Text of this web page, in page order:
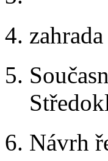
Návrh